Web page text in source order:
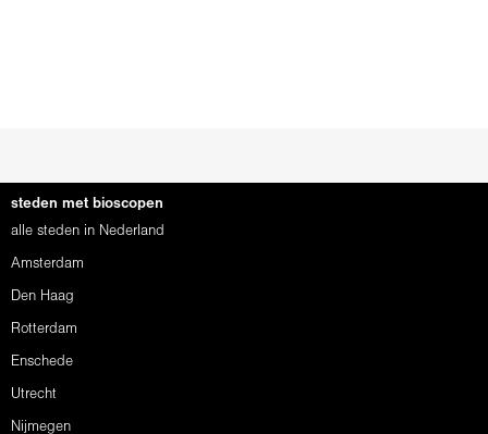
steden met bioscopen
alle steden in Nederland
Amsterdam
Den Haag
Rotterdam
Enschede
Utrecht
Nijmegen